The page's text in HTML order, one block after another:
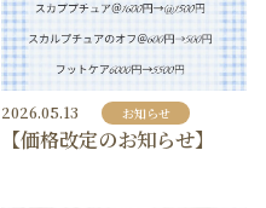
2026.05.13 お知らせ
【価格改定のお知らせ】